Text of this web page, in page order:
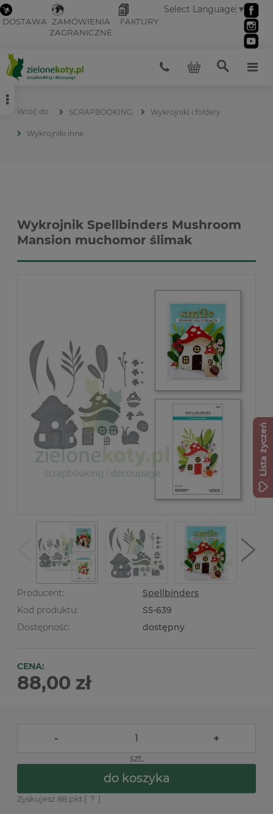
DOSTAWA ZAMÓWIENIA
ZAGRANICZNE
FAKTURY
Select Language ▼
SCRAPBOOKING Wykrojniki i foldery
Wykrojniki inne
Wykrojnik Spellbinders Mushroom
Mansion muchomor ślimak
Producent:
Spellbinders
Kod produktu:
S5-639
Dostępność:
dostępny
CENA:
88,00 zł
- +
szt.
do koszyka
Zyskujesz 88 pkt [ ? ]
Lista życzeń